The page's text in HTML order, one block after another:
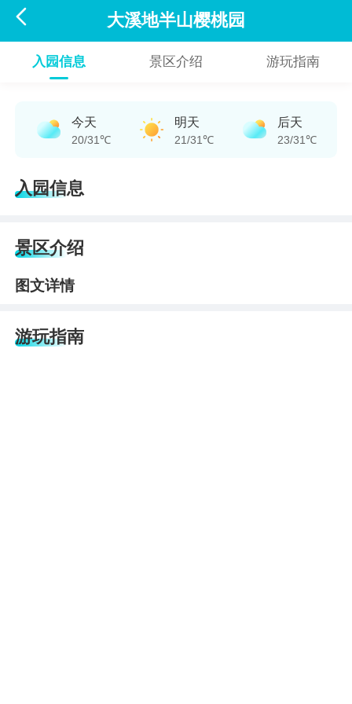
 大溪地半山樱桃园
入园信息 景区介绍 游玩指南
今天
20/31℃
明天
21/31℃
后天
23/31℃
入园信息
景区介绍
图文详情
游玩指南